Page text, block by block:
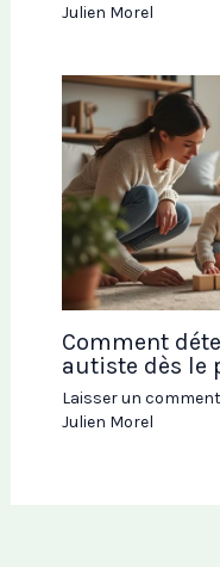
Julien Morel
Comment
autiste dès le
Laisser un
Julien Morel